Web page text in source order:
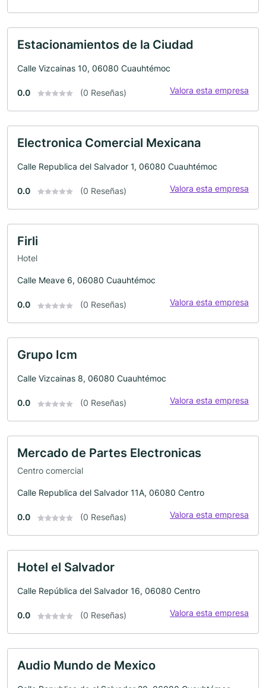
Estacionamientos de la Ciudad
Calle Vizcainas 10, 06080 Cuauhtémoc
0.0 (0 Reseñas) Valora esta empresa
Electronica Comercial Mexicana
Calle Republica del Salvador 1, 06080 Cuauhtémoc
0.0 (0 Reseñas) Valora esta empresa
Firli
Hotel
Calle Meave 6, 06080 Cuauhtémoc
0.0 (0 Reseñas) Valora esta empresa
Grupo Icm
Calle Vizcainas 8, 06080 Cuauhtémoc
0.0 (0 Reseñas) Valora esta empresa
Mercado de Partes Electronicas
Centro comercial
Calle Republica del Salvador 11A, 06080 Centro
0.0 (0 Reseñas) Valora esta empresa
Hotel el Salvador
Calle República del Salvador 16, 06080 Centro
0.0 (0 Reseñas) Valora esta empresa
Audio Mundo de Mexico